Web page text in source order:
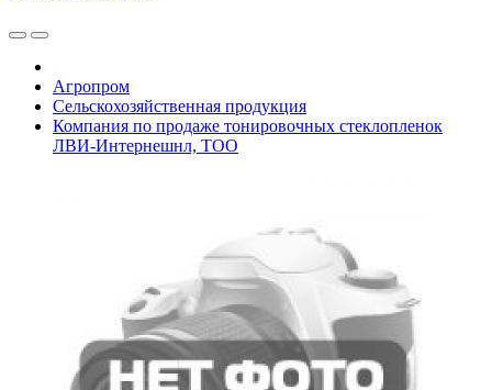
Агропром
Сельскохозяйственная продукция
Компания по продаже тонировочных стеклопленок
ЛВИ-Интернешнл, ТОО